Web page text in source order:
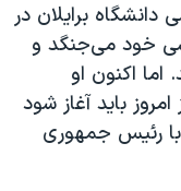
دانشگاه برايلان در
خود می‌جنگد و
اکنون او
بايد آغاز شود
با رئيس جمهوری